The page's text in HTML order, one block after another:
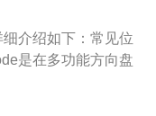
，这个时候汽车空调
打开风扇开关，这时
介绍如下：常见位
是在多功能方向盘
、收音机调幅、CD或